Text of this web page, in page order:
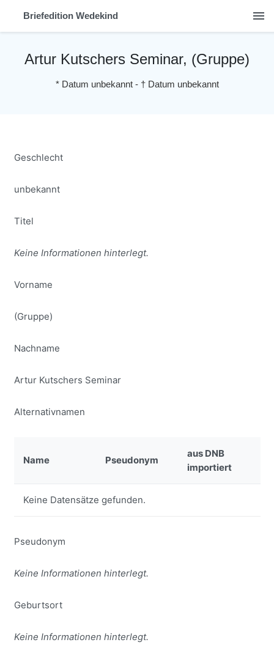
Briefedition Wedekind menu
Artur Kutschers Seminar, (Gruppe)
* Datum unbekannt- † Datum unbekannt
Geschlecht
unbekannt
Titel
Keine Informationen hinterlegt.
Vorname
(Gruppe)
Nachname
Artur Kutschers Seminar
Alternativnamen
Name Pseudonym
aus DNB
importiert
Keine Datensätze gefunden.
Pseudonym
Keine Informationen hinterlegt.
Geburtsort
Keine Informationen hinterlegt.